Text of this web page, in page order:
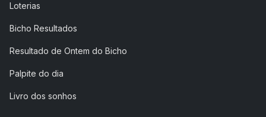
Loterias
Bicho Resultados
Resultado de Ontem do Bicho
Palpite do dia
Livro dos sonhos